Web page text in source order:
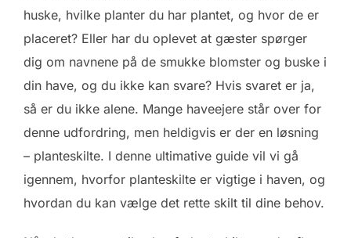
huske, hvilke planter du har plantet, og hvor de er
placeret? Eller har du oplevet at gæster spørger
dig om navnene på de smukke blomster og buske i
din have, og du ikke kan svare? Hvis svaret er ja,
så er du ikke alene. Mange haveejere står over for
denne udfordring, men heldigvis er der en løsning
– planteskilte. I denne ultimative guide vil vi gå
igennem, hvorfor planteskilte er vigtige i haven, og
hvordan du kan vælge det rette skilt til dine behov.